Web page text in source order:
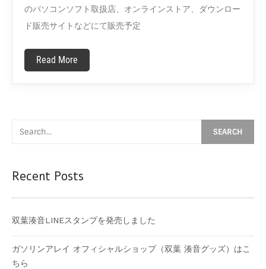
のパソコンソフト取扱店、オンラインストア、ダウンロー
ド販売サイトなどにて販売予定
Read More
Recent Posts
双葉湊音LINEスタンプを発売しました
ガソリンアレイ オフィシャルショップ（双葉 湊音グッズ）はこ
ちら